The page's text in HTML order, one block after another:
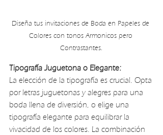
Diseña tus invitaciones de Boda en Papeles de
Colores con tonos Armonicos pero
Contrastantes.
Tipografía Juguetona o Elegante:
La elección de la tipografía es crucial. Opta
por letras juguetonas y alegres para una
boda llena de diversión, o elige una
tipografía elegante para equilibrar la
vivacidad de los colores. La combinación